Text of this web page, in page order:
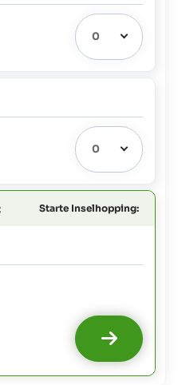
Starte Inselhopping: